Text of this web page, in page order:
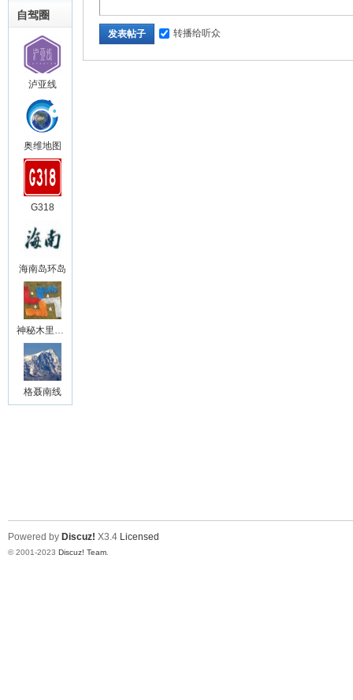
自驾圈
泸亚线
奥维地图
G318
海南岛环岛
神秘木里王国
格聂南线
发表帖子 转播给听众
Powered by Discuz! X3.4 Licensed
© 2001-2023 Discuz! Team